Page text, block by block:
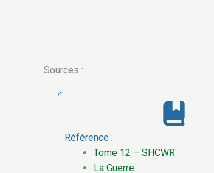
Sources :
Référence :
Tome 12 – SHCWR
La Guerre